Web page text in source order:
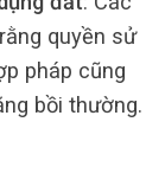
quyền sử
pháp cũng
bồi thường.